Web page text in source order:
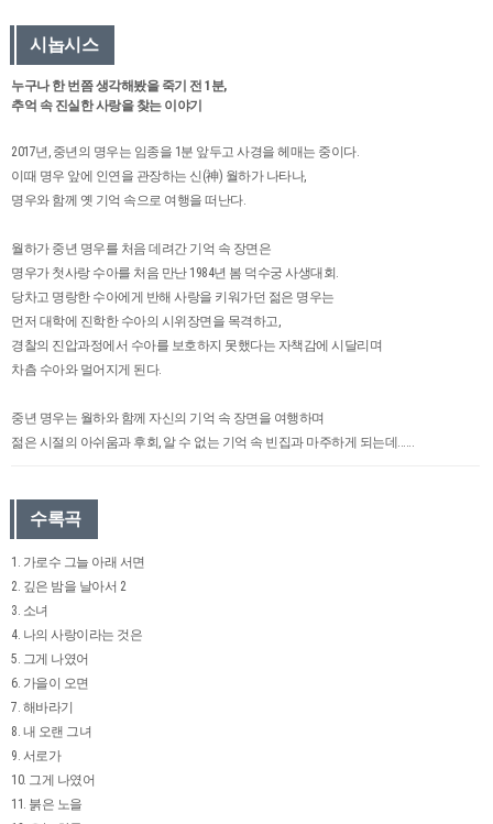
시놉시스
누구나 한 번쯤 생각해봤을 죽기 전 1분,
추억 속 진실한 사랑을 찾는 이야기
2017년, 중년의 명우는 임종을 1분 앞두고 사경을 헤매는 중이다.
이때 명우 앞에 인연을 관장하는 신(神) 월하가 나타나,
명우와 함께 옛 기억 속으로 여행을 떠난다.
월하가 중년 명우를 처음 데려간 기억 속 장면은
명우가 첫사랑 수아를 처음 만난 1984년 봄 덕수궁 사생대회.
당차고 명랑한 수아에게 반해 사랑을 키워가던 젊은 명우는
먼저 대학에 진학한 수아의 시위장면을 목격하고,
경찰의 진압과정에서 수아를 보호하지 못했다는 자책감에 시달리며
차츰 수아와 멀어지게 된다.
중년 명우는 월하와 함께 자신의 기억 속 장면을 여행하며
젊은 시절의 아쉬움과 후회, 알 수 없는 기억 속 빈집과 마주하게 되는데......
수록곡
1. 가로수 그늘 아래 서면
2. 깊은 밤을 날아서 2
3. 소녀
4. 나의 사랑이라는 것은
5. 그게 나였어
6. 가을이 오면
7. 해바라기
8. 내 오랜 그녀
9. 서로가
10. 그게 나였어
11. 붉은 노을